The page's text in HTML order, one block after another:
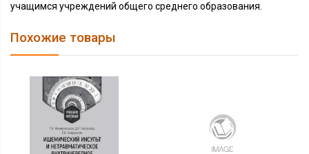
учащимся учреждений общего среднего образования.
Похожие товары